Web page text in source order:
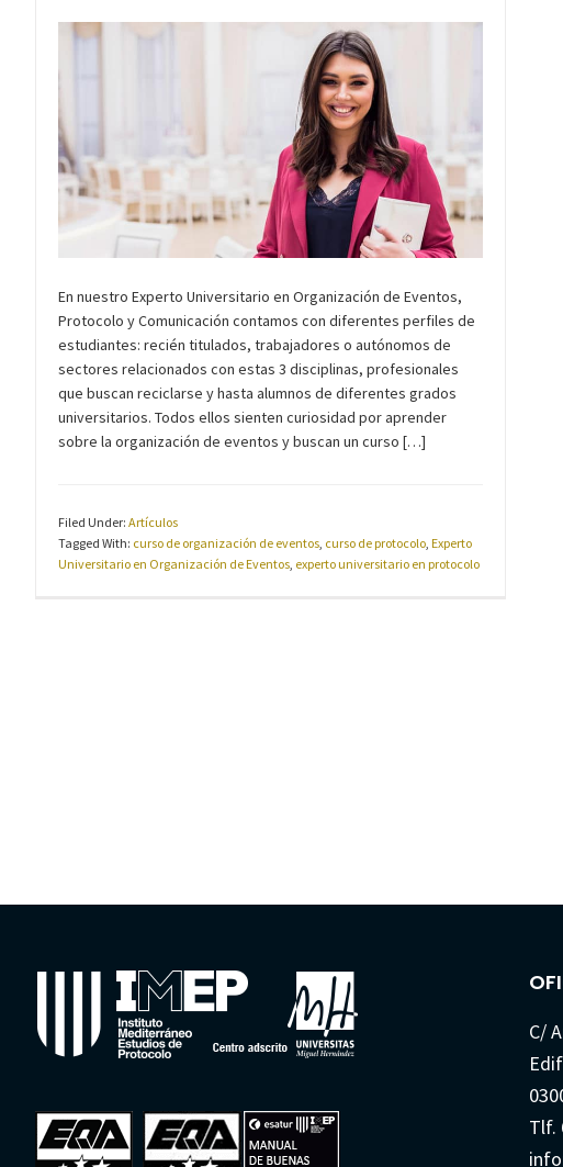
En nuestro Experto Universitario en Organización de Eventos,
Protocolo y Comunicación contamos con diferentes perfiles de
estudiantes: recién titulados, trabajadores o autónomos de
sectores relacionados con estas 3 disciplinas, profesionales
que buscan reciclarse y hasta alumnos de diferentes grados
universitarios. Todos ellos sienten curiosidad por aprender
sobre la organización de eventos y buscan un curso […]
Filed Under: Artículos
Tagged With: curso de organización de eventos curso de protocolo Experto
Universitario en Organización de Eventos experto universitario en protocolo
C/
Tlf.